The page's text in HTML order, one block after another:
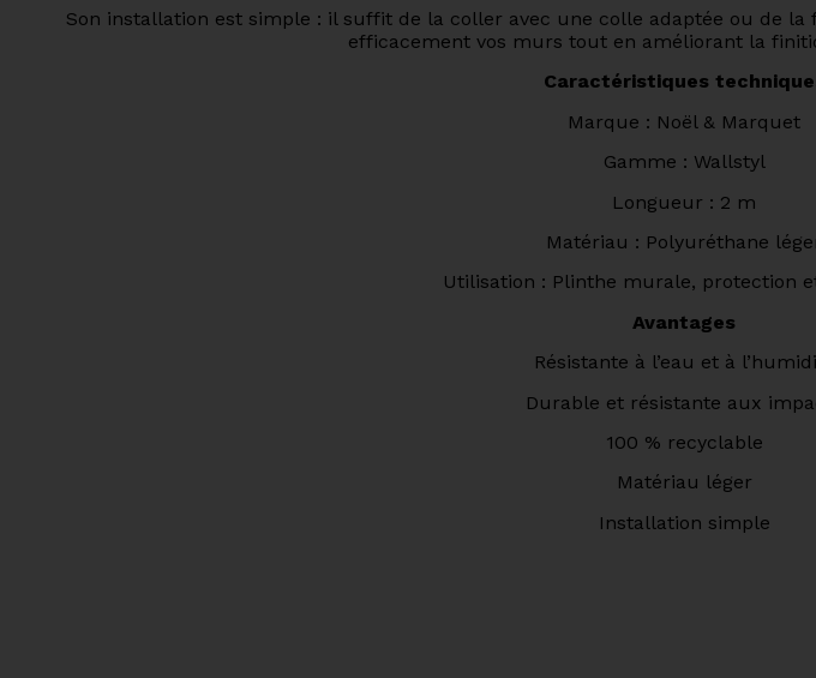
Son installation est simple : il suffit de la coller avec une colle adaptée ou de
efficacement vos murs tout en améliorant la
Caractéristiques
Marque : Noël & Marquet
Gamme : Wallstyl
Longueur : 2 m
Matériau : Polyuréthane
Utilisation : Plinthe murale, protection
Avantages
Résistante à l’eau et à
Durable et résistante aux
100 % recyclable
Matériau léger
Installation simple